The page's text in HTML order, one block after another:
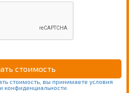
стоимость, вы принимаете условия
конфиденциальности.